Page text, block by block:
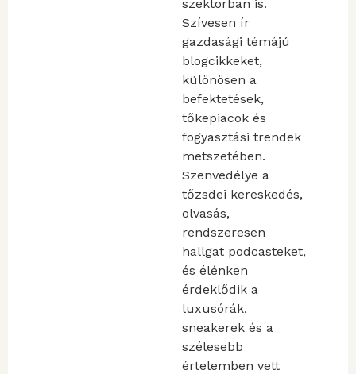
szektorban is.
Szívesen ír
gazdasági témájú
blogcikkeket,
különösen a
befektetések,
tőkepiacok és
fogyasztási trendek
metszetében.
Szenvedélye a
tőzsdei kereskedés,
olvasás,
rendszeresen
hallgat podcasteket,
és élénken
érdeklődik a
luxusórák,
sneakerek és a
szélesebb
értelemben vett